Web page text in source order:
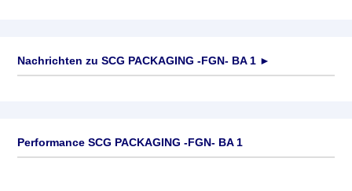
Nachrichten zu SCG PACKAGING -FGN- BA 1 ►
Performance SCG PACKAGING -FGN- BA 1